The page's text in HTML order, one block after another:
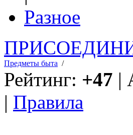
Разное
Предметы быта /
Рейтинг: +47 |
| Правила